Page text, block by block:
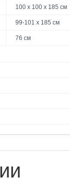
100 x 100 x 185 см
99-101 x 185 см
76 см